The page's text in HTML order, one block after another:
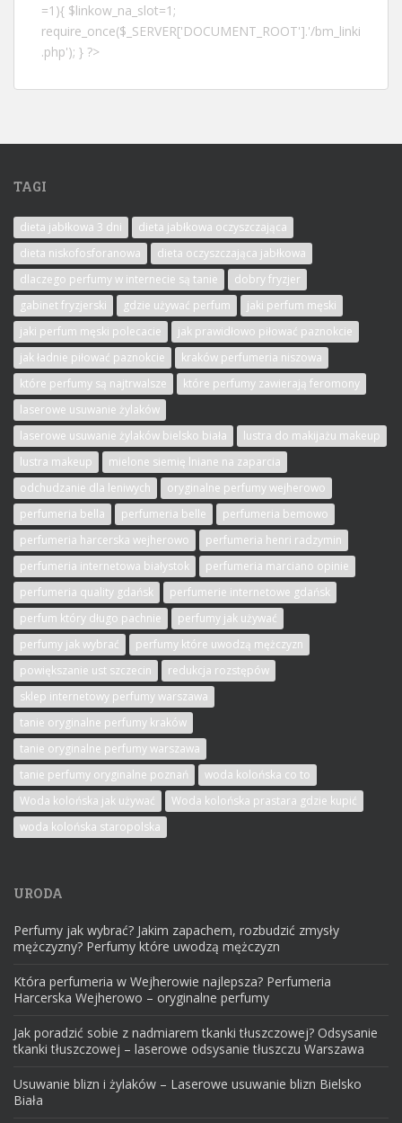
=1){ $linkow_na_slot=1;
require_once($_SERVER['DOCUMENT_ROOT'].'/bm_linki
.php'); } ?>
TAGI
dieta jabłkowa 3 dni
dieta jabłkowa oczyszczająca
dieta niskofosforanowa
dieta oczyszczająca jabłkowa
dlaczego perfumy w internecie są tanie
dobry fryzjer
gabinet fryzjerski
gdzie używać perfum
jaki perfum męski
jaki perfum męski polecacie
jak prawidłowo piłować paznokcie
jak ładnie piłować paznokcie
kraków perfumeria niszowa
które perfumy są najtrwalsze
które perfumy zawierają feromony
laserowe usuwanie żylaków
laserowe usuwanie żylaków bielsko biała
lustra do makijażu makeup
lustra makeup
mielone siemię lniane na zaparcia
odchudzanie dla leniwych
oryginalne perfumy wejherowo
perfumeria bella
perfumeria belle
perfumeria bemowo
perfumeria harcerska wejherowo
perfumeria henri radzymin
perfumeria internetowa białystok
perfumeria marciano opinie
perfumeria quality gdańsk
perfumerie internetowe gdańsk
perfum który długo pachnie
perfumy jak używać
perfumy jak wybrać
perfumy które uwodzą mężczyzn
powiększanie ust szczecin
redukcja rozstępów
sklep internetowy perfumy warszawa
tanie oryginalne perfumy kraków
tanie oryginalne perfumy warszawa
tanie perfumy oryginalne poznań
woda kolońska co to
Woda kolońska jak używać
Woda kolońska prastara gdzie kupić
woda kolońska staropolska
URODA
Perfumy jak wybrać? Jakim zapachem, rozbudzić zmysły
mężczyzny? Perfumy które uwodzą mężczyzn
Która perfumeria w Wejherowie najlepsza? Perfumeria
Harcerska Wejherowo – oryginalne perfumy
Jak poradzić sobie z nadmiarem tkanki tłuszczowej? Odsysanie
tkanki tłuszczowej – laserowe odsysanie tłuszczu Warszawa
Usuwanie blizn i żylaków – Laserowe usuwanie blizn Bielsko
Biała